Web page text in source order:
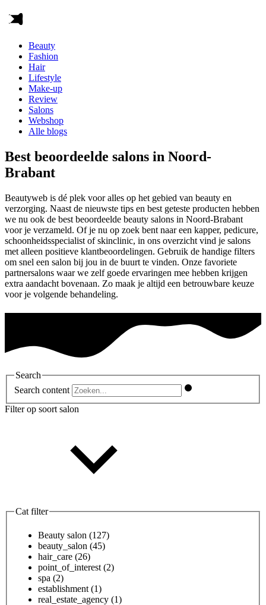
Beauty
Fashion
Hair
Lifestyle
Make-up
Review
Salons
Webshop
Alle blogs
Best beoordeelde salons in Noord-
Brabant
Beautyweb is dé plek voor alles op het gebied van beauty en
verzorging. Naast de nieuwste tips en best geteste producten hebben
we nu ook de best beoordeelde beauty salons in Noord-Brabant
voor je verzameld. Of je nu op zoek bent naar een kapper, pedicure,
schoonheidsspecialist of skinclinic, in ons overzicht vind je salons
met alleen positieve klantbeoordelingen. Gebruik de handige filters
om snel een salon bij jou in de buurt te vinden. Onze favoriete
partnersalons waar we zelf goede ervaringen mee hebben krijgen
extra aandacht bovenaan. Zo maak je altijd een betrouwbare keuze
voor je volgende behandeling.
Search
Search content
Filter op soort salon
Cat filter
Beauty salon (127)
beauty_salon (45)
hair_care (26)
point_of_interest (2)
spa (2)
establishment (1)
real_estate_agency (1)